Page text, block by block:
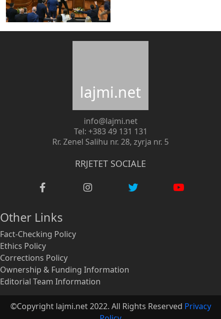
lajmi.net
info@lajmi.net
Tel: +383 49 131 131
Rr. Zenel Salihu nr. 28, zyrja nr. 5
RRJETET SOCIALE
Other Links
Fact-Checking Policy
Ethics Policy
Corrections Policy
Ownership & Funding Information
Editorial Team Information
©Copyright lajmi.net 2022. All Rights Reserved Privacy